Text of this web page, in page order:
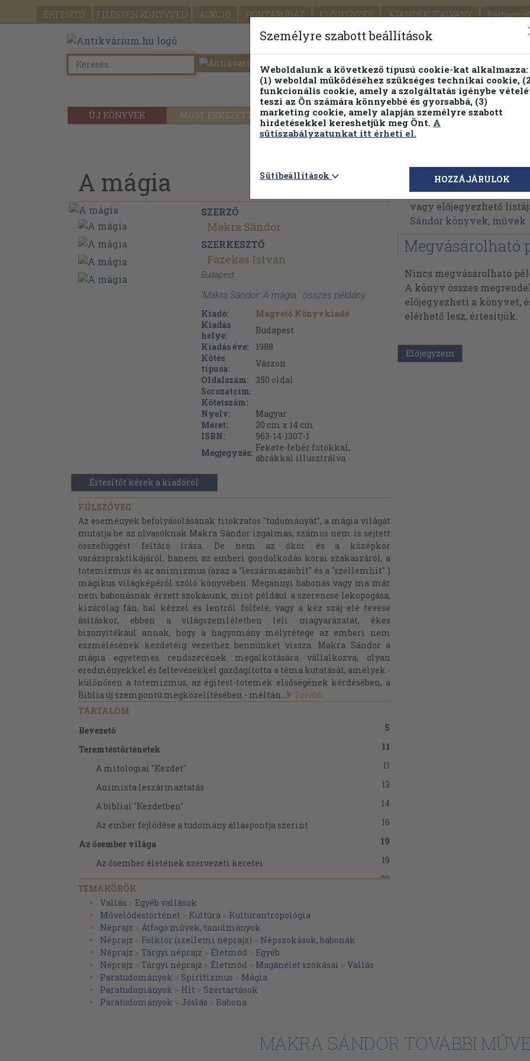
ÉRTESÍTŐ FIZESSEN KÖNYVVEL! AUKCIÓ PONTÁRUHÁZ ELŐJEGYZÉS AJÁNDÉKUTALVÁNY
SEGÍTSÉG
ÚJ KÖNYVEK MOST ÉRKEZETT PILLANATNYI ÁRAINK FENNTARTHATÓ
Részletes kereső Témaköri fa
A mágia
SZERZŐ
Makra Sándor
SZERKESZTŐ
Fazekas István
Budapest
'Makra Sándor: A mágia ' összes példány
Kiadó:
Magvető Könyvkiadó
Kiadás
helye:
Budapest
Kiadás éve:
1988
Kötés
típusa:
Vászon
Oldalszám:
350 oldal
Sorozatcím:
Kötetszám:
Nyelv:
Magyar
Méret:
20 cm x 14 cm
ISBN:
963-14-1307-1
Megjegyzés: Fekete-fehér fotókkal,
ábrákkal illusztrálva.
Értesítőt kérek a kiadóról
FÜLSZÖVEG
Az események befolyásolásának titokzatos "tudományát", a mágia világát
mutatja be az olvasóknak Makra Sándor izgalmas, számos nem is sejtett
összefüggést feltáró írása. De nem az ókor és a középkor
varázspraktikájáról, hanem az emberi gondolkodás korai szakaszáról, a
totemizmus és az animizmus (azaz a "leszármazáshit" és a "szellemhit" )
mágikus világképéről szóló könyvében. Megannyi babonás vagy ma már
nem babonásnak érzett szokásunk, mint például a szerencse lekopogása,
kizárólag fán, bal kézzel és lentről fölfelé, vagy a kéz száj elé tevése
ásításkor, ebben a világszemléletben leli magyarázatát, ékes
bizonyítékául annak, hogy a hagyomány mélyrétege az emberi nem
eszmélésének kezdetéig vezethez bennünket vissza. Makra Sándor a
mágia egyetemes rendszerének megalkotására vállalkozva, olyan
eredményekkel és feltevésekkel gazdagította a téma kutatását, amelyek -
különösen a totemizmus, az égitest-totemek elsőségének kérdésében, a
Biblia új szempontú megközelítésében - méltán...
Tovább
TARTALOM
Bevezető
5
Teremtéstörténetek
11
A mitológiai "Kezdet"
11
Animista leszármaztatás
13
A bibliai "Kezdetben"
14
Az ember fejlődése a tudomány álláspontja szerint
16
Az ősember világa
19
Az ősember életének szervezeti keretei
19
Horda
20
Nagycsalád, kiscsalád, nemzetség, törzs
Matriarchátus, patriarchátus
Az ősember tevékenysége és életmódja
Gyűjtögetés
"Aratás"
Méhészet
35
TÉMAKÖRÖK
Vallás > Egyéb vallások
Művelődéstörténet > Kultúra > Kultúrantropológia
Néprajz > Átfogó művek, tanulmányok
Néprajz > Folklór (szellemi néprajz) > Népszokások, babonák
Néprajz > Tárgyi néprajz > Életmód > Egyéb
Néprajz > Tárgyi néprajz > Életmód > Magánélet szokásai > Vallás
Paratudományok > Spiritizmus > Mágia
Paratudományok > Hit > Szertartások
Paratudományok > Jóslás > Babona
Makra Sándor
Makra Sándor
vagy előjegyezhető
Sándor könyvek, művek
Megvásárolható
Nincs megvásárolható
A könyv összes
előjegyezheti a könyvet,
elérhető lesz, értesítjük.
Előjegyzem
MAKRA SÁNDOR TOVÁBBI
Személyre szabott beállítások
Weboldalunk a következő típusú cookie-kat alkalmazza:
(1) weboldal működéséhez szükséges technikai cookie,
funkcionális cookie, amely a szolgáltatás igénybe
teszi az Ön számára könnyebbé és gyorsabbá, (3)
marketing cookie, amely alapján személyre szabott
hirdetésekkel kereshetjük meg Önt. A
sütiszabályzatunkat itt érheti el.
Sütibeállítások HOZZÁJÁRULOK